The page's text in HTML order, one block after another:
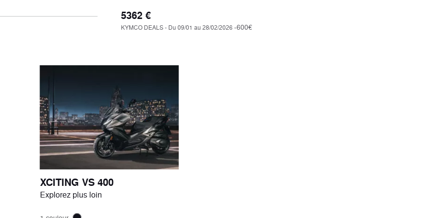
5362 €
KYMCO DEALS - Du 09/01 au 28/02/2026 -600€
XCITING VS 400
Explorez plus loin